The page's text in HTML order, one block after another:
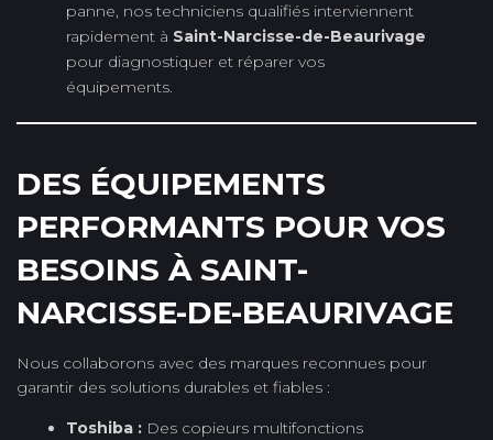
panne, nos techniciens qualifiés interviennent
rapidement à Saint-Narcisse-de-Beaurivage
pour diagnostiquer et réparer vos
équipements.
DES ÉQUIPEMENTS
PERFORMANTS POUR VOS
BESOINS À SAINT-
NARCISSE-DE-BEAURIVAGE
Nous collaborons avec des marques reconnues pour
garantir des solutions durables et fiables :
Toshiba : Des copieurs multifonctions